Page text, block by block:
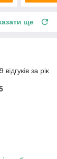
ще
за рік